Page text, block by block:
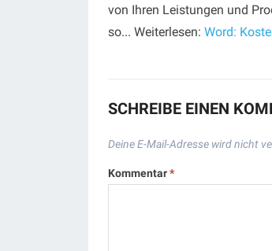
von Ihren Leistungen und
so... Weiterlesen: Word:
SCHREIBE EINEN
Deine E-Mail-Adresse wird nicht
Kommentar*